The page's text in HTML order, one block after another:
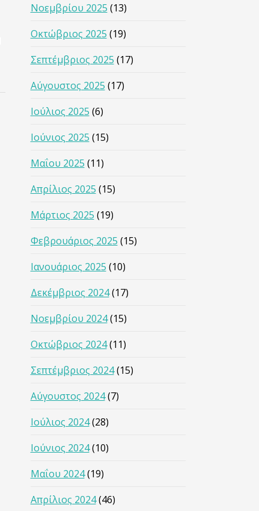
Νοεμβρίου 2025 (13)
Οκτώβριος 2025 (19)
Σεπτέμβριος 2025 (17)
Αύγουστος 2025 (17)
Ιούλιος 2025 (6)
Ιούνιος 2025 (15)
Μαΐου 2025 (11)
Απρίλιος 2025 (15)
Μάρτιος 2025 (19)
Φεβρουάριος 2025 (15)
Ιανουάριος 2025 (10)
Δεκέμβριος 2024(17)
Νοεμβρίου 2024(15)
Οκτώβριος 2024(11)
Σεπτέμβριος 2024(15)
Αύγουστος 2024(7)
Ιούλιος 2024(28)
Ιούνιος 2024(10)
Μαΐου 2024(19)
Απρίλιος 2024(46)